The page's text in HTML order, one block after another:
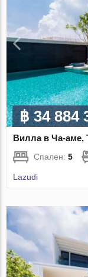
฿ 34 884
Вилла в Ча-аме,
Спален:5
Lazudi